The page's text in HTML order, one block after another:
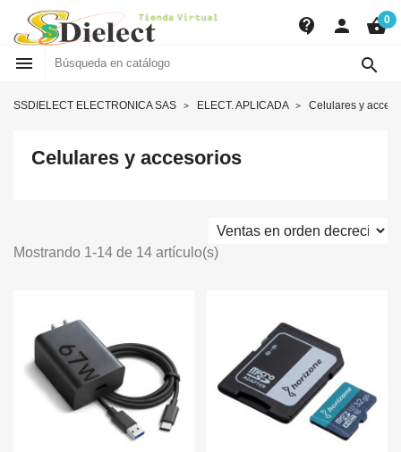
contact_support person shopping_basket0
 
SSDIELECT ELECTRONICA SAS ELECT. APLICADA Celulares y
Celulares y accesorios
Mostrando 1-14 de 14 artículo(s)